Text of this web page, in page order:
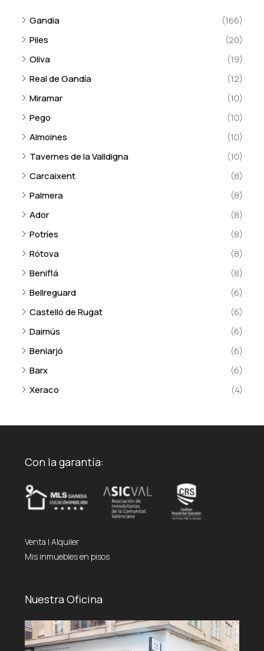
Gandia
(166)
Piles
(20)
Oliva
(19)
Real de Gandía
(12)
Miramar
(10)
Pego
(10)
Almoines
(10)
Tavernes de la Valldigna
(10)
Carcaixent
(8)
Palmera
(8)
Ador
(8)
Potríes
(8)
Rótova
(8)
Beniflá
(8)
Bellreguard
(6)
Castelló de Rugat
(6)
Daimús
(6)
Beniarjó
(6)
Barx
(6)
Xeraco
(4)
Con la garantía:
Venta | Alquiler
Mis inmuebles en pisos
Nuestra Oficina